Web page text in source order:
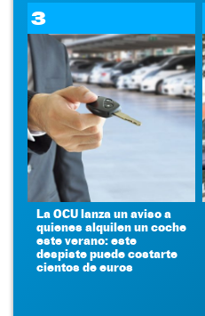
3
La OCU lanza un aviso a
quienes alquilen un coche
este verano: este
despiste puede costarte
cientos de euros